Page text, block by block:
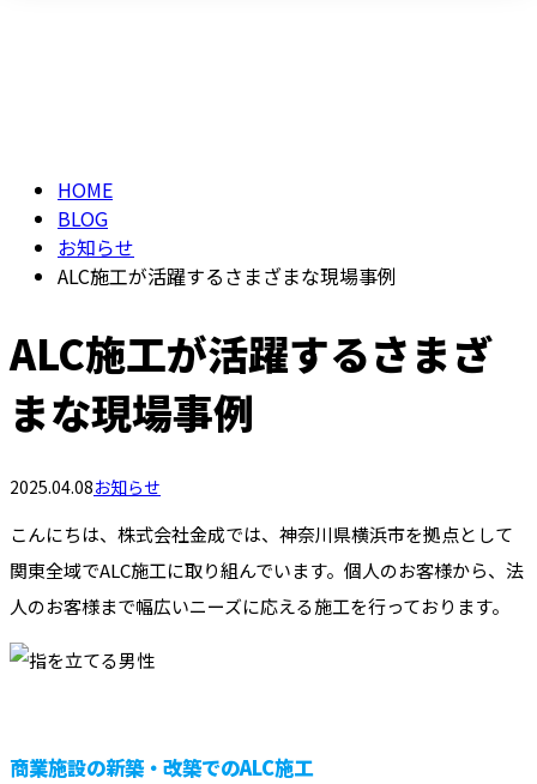
HOME
BLOG
お知らせ
ALC施工が活躍するさまざまな現場事例
ALC施工が活躍するさまざ
まな現場事例
2025.04.08お知らせ
こんにちは、株式会社金成では、神奈川県横浜市を拠点として
関東全域でALC施工に取り組んでいます。個人のお客様から、法
人のお客様まで幅広いニーズに応える施工を行っております。
商業施設の新築・改築でのALC施工